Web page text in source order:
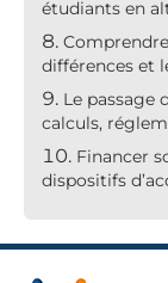
étudiants en
différences et
Le passage
calculs,
Financer
dispositifs